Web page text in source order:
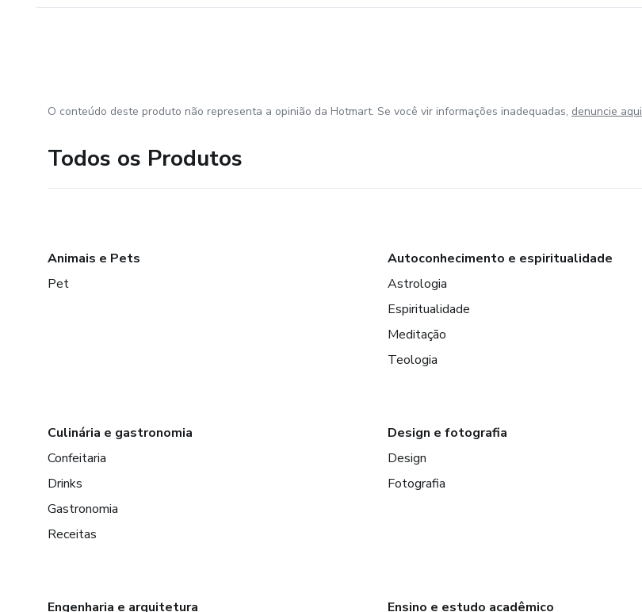
O conteúdo deste produto não representa a opinião da Hotmart. Se você vir informações inadequadas, denuncie aqui
Todos os Produtos
Animais e Pets
Pet
Autoconhecimento e espiritualidade
Astrologia
Espiritualidade
Meditação
Teologia
Culinária e gastronomia
Confeitaria
Drinks
Gastronomia
Receitas
Design e fotografia
Design
Fotografia
Engenharia e arquitetura Ensino e estudo acadêmico